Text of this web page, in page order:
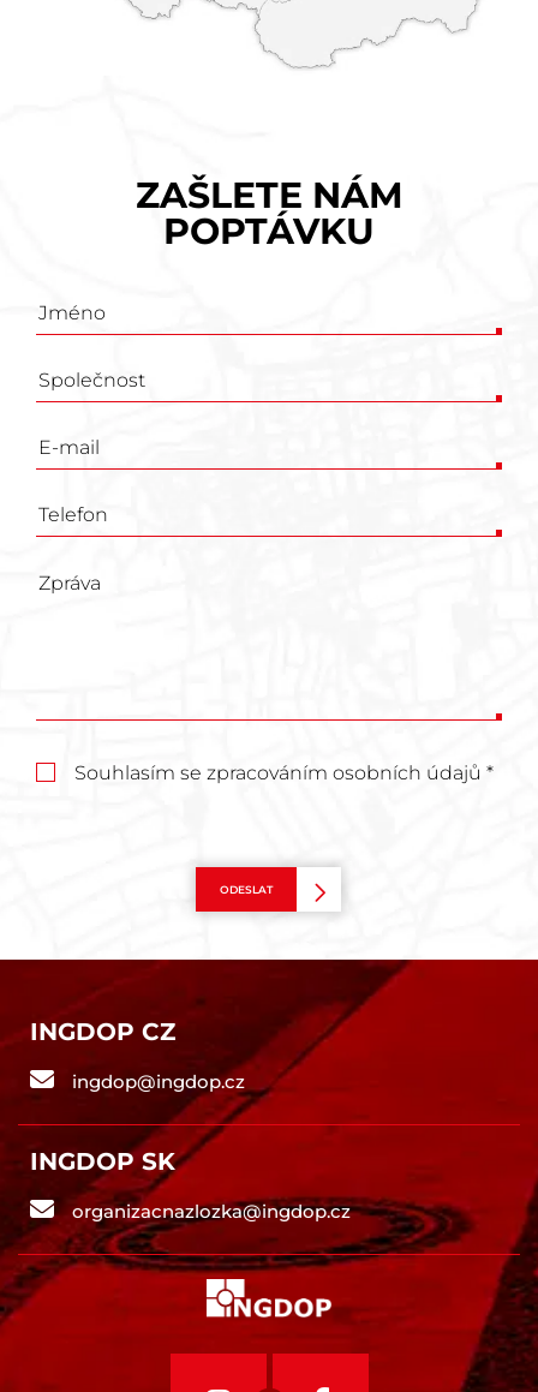
ZAŠLETE NÁM
POPTÁVKU
Poptávkový
Souhlasím se zpracováním osobních údajů *
ODESLAT
INGDOP CZ
ingdop@ingdop.cz
INGDOP SK
organizacnazlozka@ingdop.cz